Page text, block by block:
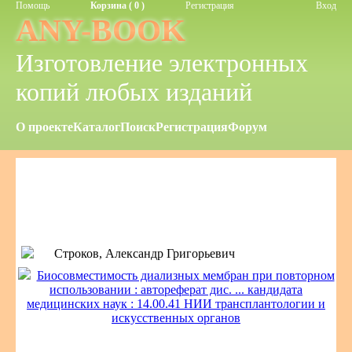
Помощь Корзина ( 0 ) Регистрация Вход
ANY-BOOK
Изготовление электронных
копий любых изданий
О проектеКаталогПоискРегистрацияФорум
Строков, Александр Григорьевич
Биосовместимость диализных мембран при повторном
использовании : автореферат дис. ... кандидата
медицинских наук : 14.00.41 НИИ трансплантологии и
искусственных органов